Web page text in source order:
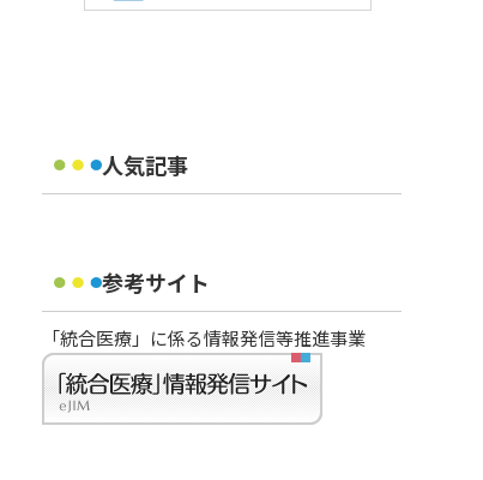
人気記事
参考サイト
「統合医療」に係る情報発信等推進事業